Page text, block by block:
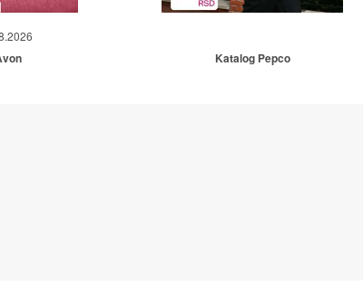
Katalog Pepco